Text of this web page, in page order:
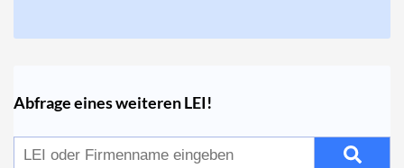
Abfrage eines weiteren LEI!